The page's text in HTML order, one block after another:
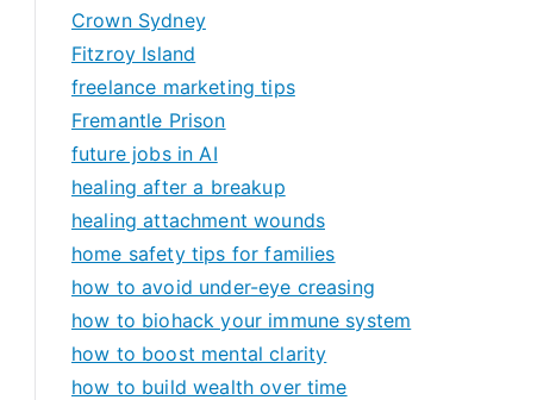
Crown Sydney
Fitzroy Island
freelance marketing tips
Fremantle Prison
future jobs in AI
healing after a breakup
healing attachment wounds
home safety tips for families
how to avoid under-eye creasing
how to biohack your immune system
how to boost mental clarity
how to build wealth over time